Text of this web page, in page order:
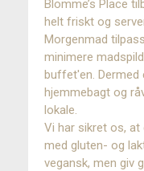
Blomme’s Place
helt friskt og
Morgenmad
minimere
buffet'en. Dermed
hjemmebagt og
lokale.
Vi har sikret os, at
med gluten- og
vegansk, men giv